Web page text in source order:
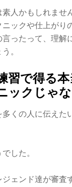
人かもしれませ
ニックや仕上がり
ったって、理解
。
習で得る
ックじゃな
くの人に伝えた
した。
ェンド達が審査